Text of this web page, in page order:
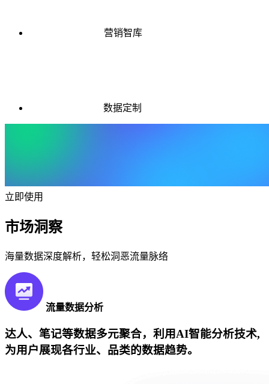
营销智库
数据定制
立即使用
市场洞察
海量数据深度解析，轻松洞恶流量脉络
流量数据分析
达人、笔记等数据多元聚合，利用AI智能分析技术,
为用户展现各行业、品类的数据趋势。